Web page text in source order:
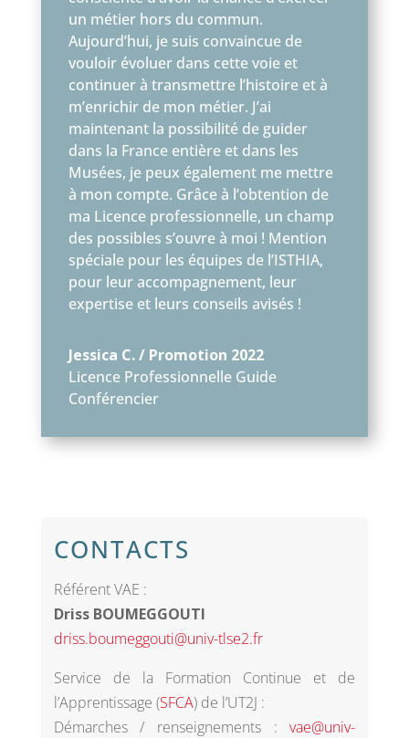
un métier hors du commun.
Aujourd’hui, je suis convaincue de
vouloir évoluer dans cette voie et
continuer à transmettre l’histoire et à
m’enrichir de mon métier. J’ai
maintenant la possibilité de guider
dans la France entière et dans les
Musées, je peux également me mettre
à mon compte. Grâce à l’obtention de
ma Licence professionnelle, un champ
des possibles s’ouvre à moi ! Mention
spéciale pour les équipes de l’ISTHIA,
pour leur accompagnement, leur
expertise et leurs conseils avisés !
Jessica C. / Promotion 2022
Licence Professionnelle Guide
Conférencier
CONTACTS
Référent VAE :
Driss BOUMEGGOUTI
driss.boumeggouti@univ-tlse2.fr
Service de la Formation Continue et de
l’Apprentissage (SFCA) de l’UT2J :
Démarches / renseignements :vae@univ-